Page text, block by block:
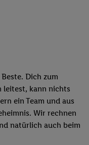
Dich zum
leitest, kann nichts
ein Team und aus
Wir rechnen
natürlich auch beim